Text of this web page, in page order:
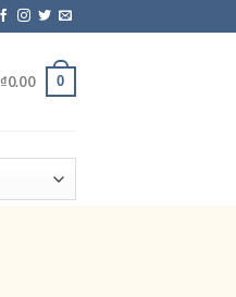
₫0.00 0